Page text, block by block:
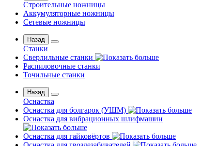
Строительные ножницы
Аккумуляторные ножницы
Сетевые ножницы
Назад
Станки
Сверлильные станки
Распиловочные станки
Точильные станки
Назад
Оснастка
Оснастка для болгарок (УШМ)
Оснастка для вибрационных шлифмашин
Оснастка для гайковёртов